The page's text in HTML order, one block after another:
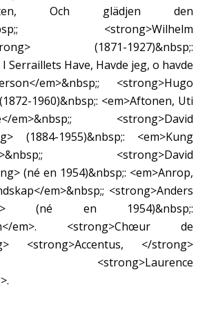
Och glädjen den
<strong>Wilhelm
strong> (1871-1927)&nbsp;:
Serraillets Have, Havde jeg, o havde
em>&nbsp;; <strong>Hugo
1960)&nbsp;: <em>Aftonen, Uti
<strong>David
(1884-1955)&nbsp;: <em>Kung
em>&nbsp;; <strong>David
(né en 1954)&nbsp;: <em>Anrop,
em>&nbsp;; <strong>Anders
(né en 1954)&nbsp;:
em>. <strong>Chœur de
<strong>Accentus, </strong>
<strong>Laurence